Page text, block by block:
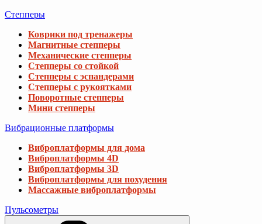
Степперы
Коврики под тренажеры
Магнитные степперы
Механические степперы
Степперы со стойкой
Степперы с эспандерами
Степперы с рукоятками
Поворотные степперы
Мини степперы
Вибрационные платформы
Виброплатформы для дома
Виброплатформы 4D
Виброплатформы 3D
Виброплатформы для похудения
Массажные виброплатформы
Пульсометры